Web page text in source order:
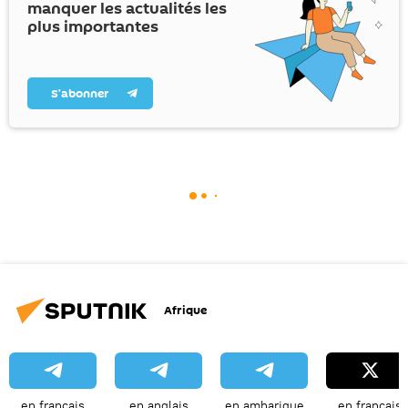
manquer les actualités les
plus importantes
S’abonner
Afrique